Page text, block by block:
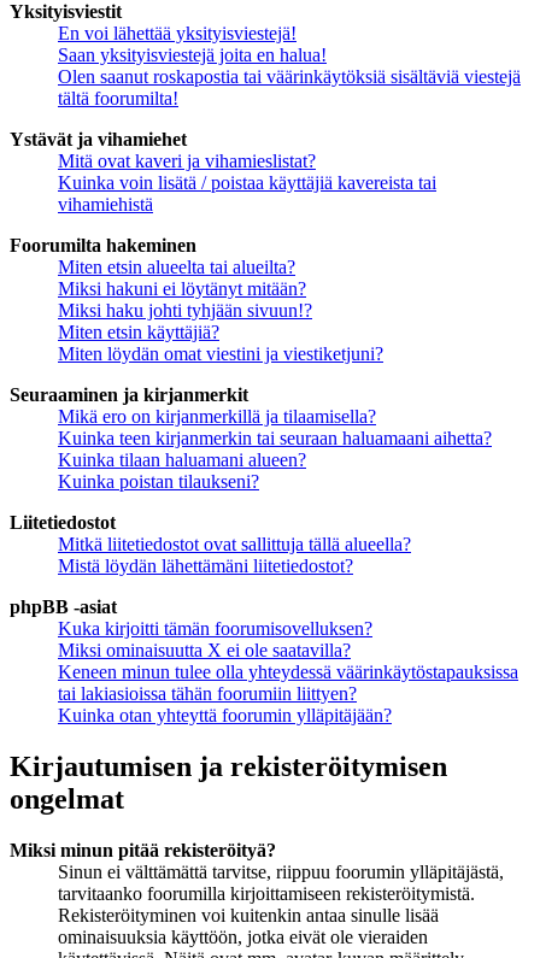
Yksityisviestit
En voi lähettää yksityisviestejä!
Saan yksityisviestejä joita en halua!
Olen saanut roskapostia tai väärinkäytöksiä sisältäviä viestejä
tältä foorumilta!
Ystävät ja vihamiehet
Mitä ovat kaveri ja vihamieslistat?
Kuinka voin lisätä / poistaa käyttäjiä kavereista tai
vihamiehistä
Foorumilta hakeminen
Miten etsin alueelta tai alueilta?
Miksi hakuni ei löytänyt mitään?
Miksi haku johti tyhjään sivuun!?
Miten etsin käyttäjiä?
Miten löydän omat viestini ja viestiketjuni?
Seuraaminen ja kirjanmerkit
Mikä ero on kirjanmerkillä ja tilaamisella?
Kuinka teen kirjanmerkin tai seuraan haluamaani aihetta?
Kuinka tilaan haluamani alueen?
Kuinka poistan tilaukseni?
Liitetiedostot
Mitkä liitetiedostot ovat sallittuja tällä alueella?
Mistä löydän lähettämäni liitetiedostot?
phpBB -asiat
Kuka kirjoitti tämän foorumisovelluksen?
Miksi ominaisuutta X ei ole saatavilla?
Keneen minun tulee olla yhteydessä väärinkäytöstapauksissa
tai lakiasioissa tähän foorumiin liittyen?
Kuinka otan yhteyttä foorumin ylläpitäjään?
Kirjautumisen ja rekisteröitymisen
ongelmat
Miksi minun pitää rekisteröityä?
Sinun ei välttämättä tarvitse, riippuu foorumin ylläpitäjästä,
tarvitaanko foorumilla kirjoittamiseen rekisteröitymistä.
Rekisteröityminen voi kuitenkin antaa sinulle lisää
ominaisuuksia käyttöön, jotka eivät ole vieraiden